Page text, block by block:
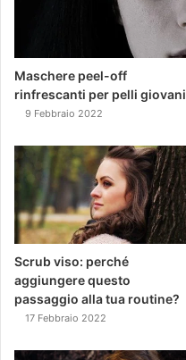
Maschere peel-off
rinfrescanti per pelli giovani
9 Febbraio 2022
Scrub viso: perché
aggiungere questo
passaggio alla tua routine?
17 Febbraio 2022